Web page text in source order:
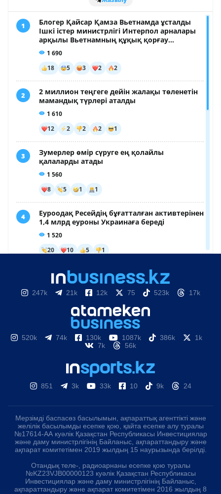
247k 21k 12k 75 523k 17k
520k 74k 130k 1087k 386k
1k
7k
56k
851 3k 33k 10 9k 24
Мерзімді баспасөз басылымын, ақпараттық агенттікті және
желілік басылымды есепке қою, қайта есепке алу туралы
№17614-АА куәлік Қазақстан Республикасы Инвестициялар
және даму министрлігінің Байланыс, ақпараттандыру және
ақпарат комитетімен 2019 жылдың 15 наурызында берілді.
Отандық теле-, радиоарнаны есепке қою туралы
№KZ23VJB00000123 куәлік Қазақстан Республикасы
Инвестициялар және даму министрлігінің Байланыс,
ақпараттандыру және ақпарат комитетімен 2016 жылдың 8